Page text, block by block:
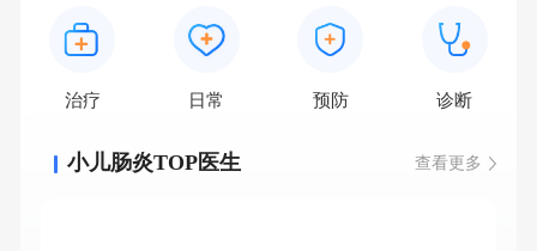
治疗 日常 预防 诊断
小儿肠炎TOP医生 查看更多